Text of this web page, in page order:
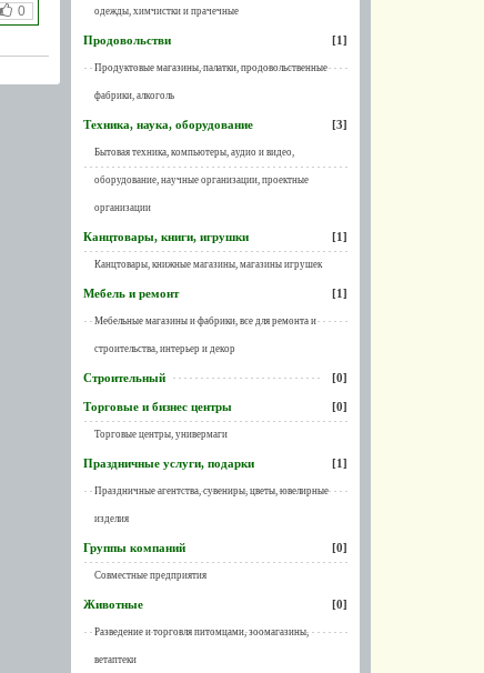
0 одежды, химчистки и прачечные
Продовольстви [1]
Продуктовые магазины, палатки, продовольственные
фабрики, алкоголь
Техника, наука, оборудование [3]
Бытовая техника, компьютеры, аудио и видео,
оборудование, научные организации, проектные
организации
Канцтовары, книги, игрушки [1]
Канцтовары, книжные магазины, магазины игрушек
Мебель и ремонт [1]
Мебельные магазины и фабрики, все для ремонта и
строительства, интерьер и декор
Строительный [0]
Торговые и бизнес центры [0]
Торговые центры, универмаги
Праздничные услуги, подарки [1]
Праздничные агентства, сувениры, цветы, ювелирные
изделия
Группы компаний [0]
Совместные предприятия
Животные [0]
Разведение и торговля питомцами, зоомагазины,
ветаптеки